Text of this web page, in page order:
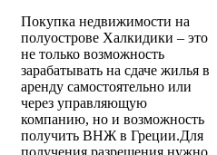
Покупка недвижимости на
полуострове Халкидики – это
не только возможность
зарабатывать на сдаче жилья в
аренду самостоятельно или
через управляющую
компанию, но и возможность
получить ВНЖ в Греции.Для
получения разрешения нужно